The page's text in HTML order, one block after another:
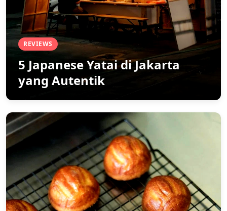
REVIEWS
5 Japanese Yatai di Jakarta
yang Autentik